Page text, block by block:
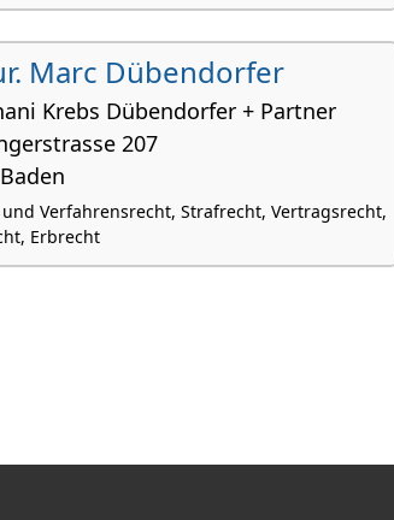
Marc Dübendorfer
Krebs Dübendorfer + Partner
207
und Verfahrensrecht, Strafrecht, Vertragsrecht,
Erbrecht